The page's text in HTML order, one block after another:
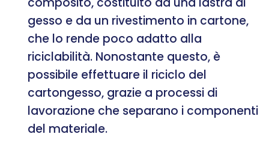
gesso e da un rivestimento in cartone,
che lo rende poco adatto alla
riciclabilità. Nonostante questo, è
possibile effettuare il riciclo del
cartongesso, grazie a processi di
lavorazione che separano i componenti
del materiale.